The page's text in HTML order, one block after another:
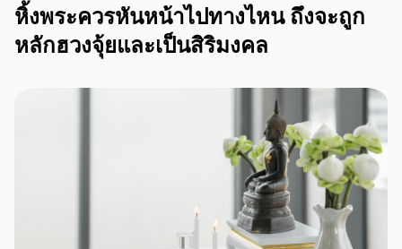
หิ้งพระควรหันหน้าไปทางไหน ถึงจะถูก
หลักฮวงจุ้ยและเป็นสิริมงคล